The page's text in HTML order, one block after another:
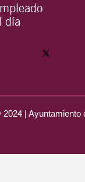
día
2024 | Ayuntamiento